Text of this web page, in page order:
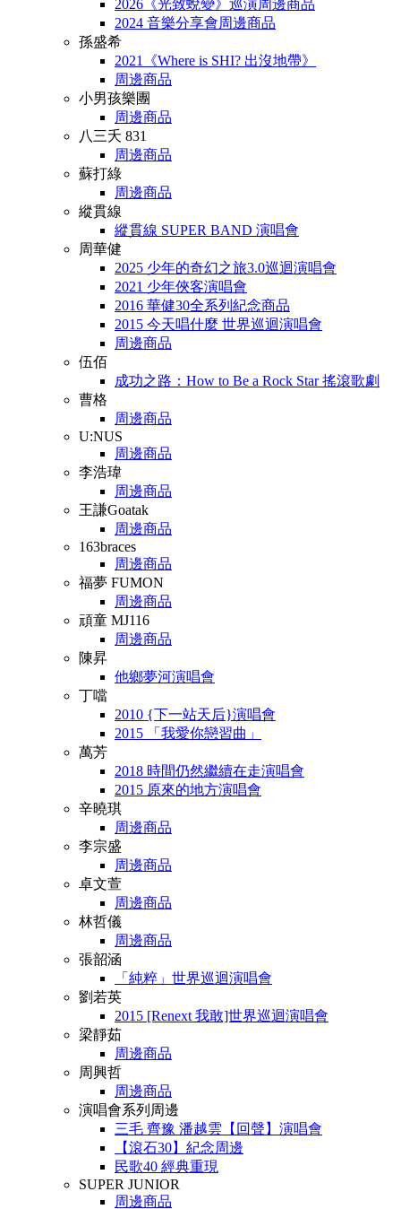
2026《光致蛻變》巡演周邊商品
2024 音樂分享會周邊商品
孫盛希
2021《Where is SHI? 出沒地帶》
周邊商品
小男孩樂團
周邊商品
八三夭 831
周邊商品
蘇打綠
周邊商品
縱貫線
縱貫線 SUPER BAND 演唱會
周華健
2025 少年的奇幻之旅3.0巡迴演唱會
2021 少年俠客演唱會
2016 華健30全系列紀念商品
2015 今天唱什麼 世界巡迴演唱會
周邊商品
伍佰
成功之路：How to Be a Rock Star 搖滾歌劇
曹格
周邊商品
U:NUS
周邊商品
李浩瑋
周邊商品
王謙Goatak
周邊商品
163braces
周邊商品
福夢 FUMON
周邊商品
頑童 MJ116
周邊商品
陳昇
他鄉夢河演唱會
丁噹
2010 {下一站天后}演唱會
2015 「我愛你戀習曲」
萬芳
2018 時間仍然繼續在走演唱會
2015 原來的地方演唱會
辛曉琪
周邊商品
李宗盛
周邊商品
卓文萱
周邊商品
林哲儀
周邊商品
張韶涵
「純粹」世界巡迴演唱會
劉若英
2015 [Renext 我敢]世界巡迴演唱會
梁靜茹
周邊商品
周興哲
周邊商品
演唱會系列周邊
三毛 齊豫 潘越雲【回聲】演唱會
【滾石30】紀念周邊
民歌40 經典重現
SUPER JUNIOR
周邊商品